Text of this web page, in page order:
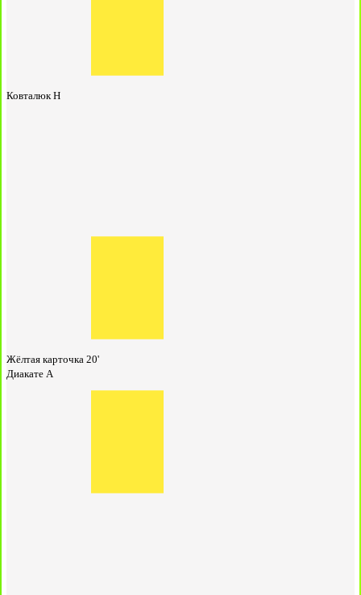
Ковталюк Н
Жёлтая карточка 20'
Диакате А